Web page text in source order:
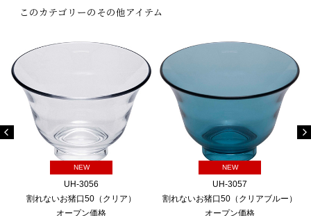
このカテゴリーのその他アイテム
NEW
UH-3056
割れないお猪口50（クリア）
オープン価格
NEW
UH-3057
割れないお猪口50（クリアブルー）
オープン価格